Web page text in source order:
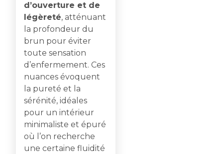
d’ouverture et de
légèreté, atténuant
la profondeur du
brun pour éviter
toute sensation
d’enfermement. Ces
nuances évoquent
la pureté et la
sérénité, idéales
pour un intérieur
minimaliste et épuré
où l’on recherche
une certaine fluidité